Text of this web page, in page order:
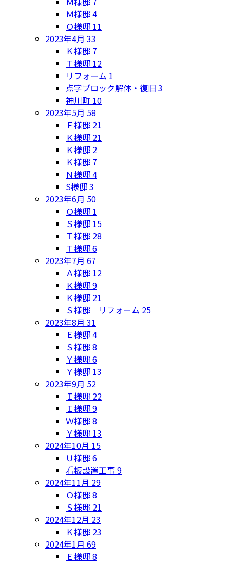
Ｍ様邸4
Ｏ様邸 11
2023年4月 33
Ｋ様邸 7
Ｔ様邸 12
リフォーム 1
点字ブロック解体・復旧 3
神川町 10
2023年5月 58
Ｆ様邸 21
Ｋ様邸 21
Ｋ様邸 2
Ｋ様邸 7
Ｎ様邸4
S様邸3
2023年6月 50
Ｏ様邸 1
Ｓ様邸 15
Ｔ様邸 28
Ｔ様邸6
2023年7月 67
Ａ様邸 12
Ｋ様邸9
Ｋ様邸 21
Ｓ様邸 リフォーム 25
2023年8月 31
Ｅ様邸4
Ｓ様邸8
Ｙ様邸6
Ｙ様邸 13
2023年9月 52
Ｉ様邸 22
Ｉ様邸9
Ｗ様邸8
Ｙ様邸 13
2024年10月 15
Ｕ様邸6
看板設置工事9
2024年11月 29
Ｏ様邸8
Ｓ様邸 21
2024年12月 23
Ｋ様邸 23
2024年1月 69
Ｅ様邸8